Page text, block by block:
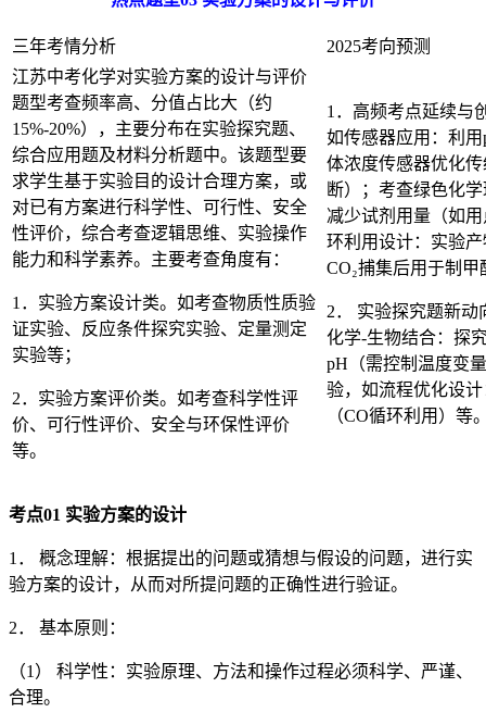
三年考情分析
2025考向预测
江苏中考化学对实验方案的设计与评价
题型考查频率高、分值占比大（约
15%-20%），主要分布在实验探究题、
综合应用题及材料分析题中。该题型要
求学生基于实验目的设计合理方案，或
对已有方案进行科学性、可行性、安全
性评价，综合考查逻辑思维、实验操作
能力和科学素养。主要考查角度有：
1．实验方案设计类。如考查物质性质验
证实验、反应条件探究实验、定量测定
实验等；
2．实验方案评价类。如考查科学性评
价、可行性评价、安全与环保性评价
等。
1．高频考点延续与
如传感器应用：利
体浓度传感器优化
断）；考查绿色化
减少试剂用量（如
环利用设计：实验
CO₂捕集后用于制甲
2． 实验探究题新
化学-生物结合：探
pH（需控制温度变
验，如流程优化设
（CO循环利用）等
考点01 实验方案的设计
1． 概念理解：根据提出的问题或猜想与假设的问题，进行实
验方案的设计，从而对所提问题的正确性进行验证。
2． 基本原则：
（1） 科学性：实验原理、方法和操作过程必须科学、严谨、
合理。